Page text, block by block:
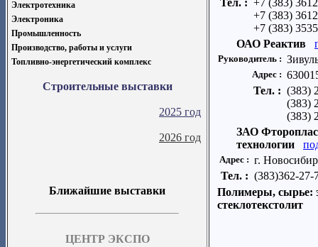
Электротехника
Электроника
Промышленность
Производство, работы и услуги
Топливно-энергетический комплекс
Строительные выставки
2025 год
2026 год
Ближайшие выставки
ЦЕНТР ЭКСПО
Тел. : +7 (383)
+7 (383)
+7 (383)
ОАО Реактив
Руководитель :
Адрес :
Тел. : (383)
(383)
(383)
ЗАО
технологии
Адрес : г.
Тел. : (383)362-27-
Полимеры, сырье:
стеклотекстолит